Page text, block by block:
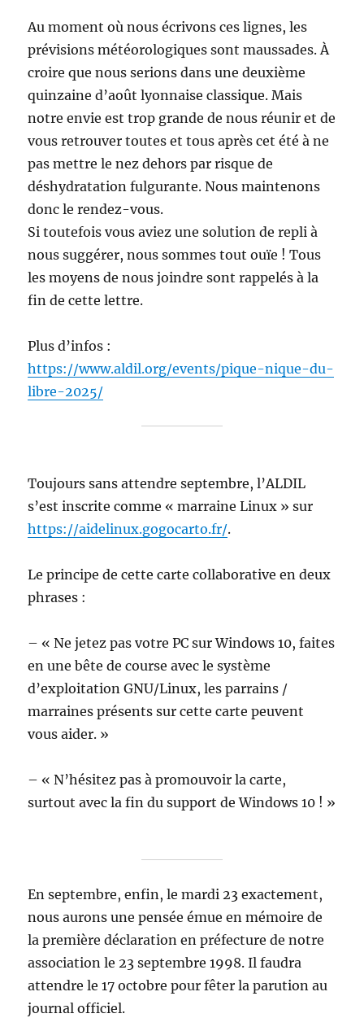
Au moment où nous écrivons ces lignes, les
prévisions météorologiques sont maussades. À
croire que nous serions dans une deuxième
quinzaine d’août lyonnaise classique. Mais
notre envie est trop grande de nous réunir et de
vous retrouver toutes et tous après cet été à ne
pas mettre le nez dehors par risque de
déshydratation fulgurante. Nous maintenons
donc le rendez-vous.
Si toutefois vous aviez une solution de repli à
nous suggérer, nous sommes tout ouïe ! Tous
les moyens de nous joindre sont rappelés à la
fin de cette lettre.
Plus d’infos :
https://www.aldil.org/events/pique-nique-du-
libre-2025/
Toujours sans attendre septembre, l’ALDIL
s’est inscrite comme « marraine Linux » sur
https://aidelinux.gogocarto.fr/.
Le principe de cette carte collaborative en deux
phrases :
– « Ne jetez pas votre PC sur Windows 10, faites
en une bête de course avec le système
d’exploitation GNU/Linux, les parrains /
marraines présents sur cette carte peuvent
vous aider. »
– « N’hésitez pas à promouvoir la carte,
surtout avec la fin du support de Windows 10 ! »
En septembre, enfin, le mardi 23 exactement,
nous aurons une pensée émue en mémoire de
la première déclaration en préfecture de notre
association le 23 septembre 1998. Il faudra
attendre le 17 octobre pour fêter la parution au
journal officiel.